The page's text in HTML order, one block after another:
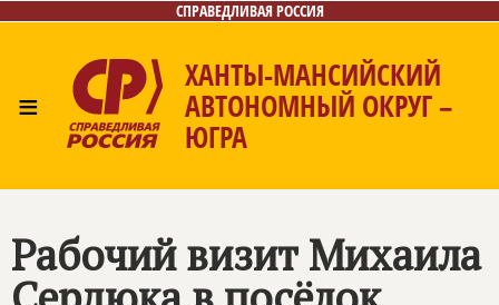
СПРАВЕДЛИВАЯ РОССИЯ
≡
ХАНТЫ-МАНСИЙСКИЙ
АВТОНОМНЫЙ ОКРУГ –
ЮГРА
Рабочий визит Михаила